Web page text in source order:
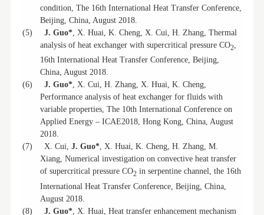
condition, The 16th International Heat Transfer Conference,
Beijing, China, August 2018.
(5)
J. Guo* , X. Huai, K. Cheng, X. Cui, H. Zhang, Thermal
analysis of heat exchanger with supercritical pressure CO2
16th International Heat Transfer Conference, Beijing,
China, August 2018.
(6)
J. Guo*, X. Cui, H. Zhang, X. Huai, K. Cheng,
Performance analysis of heat exchanger for fluids with
variable properties, The 10th International Conference on
Applied Energy – ICAE2018, Hong Kong, China, August
2018.
(7)
X. Cui, J. Guo*, X. Huai, K. Cheng, H. Zhang, M.
Xiang, Numerical investigation on convective heat transfer
of supercritical pressure CO2 in serpentine channel, the 16th
International Heat Transfer Conference, Beijing, China,
August 2018.
(8)
J. Guo*, X. Huai, Heat transfer enhancement mechanism